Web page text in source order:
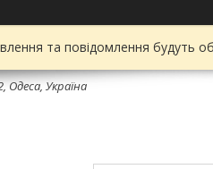
та повідомлення будуть
Одеса, Україна